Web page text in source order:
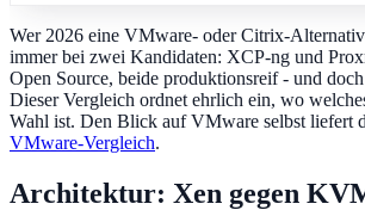
Wer 2026 eine VMware- oder Citrix-
immer bei zwei Kandidaten: XCP-ng und
Open Source, beide produktionsreif - und
Dieser Vergleich ordnet ehrlich ein, wo
Wahl ist. Den Blick auf VMware selbst liefert
VMware-Vergleich.
Architektur: Xen gegen